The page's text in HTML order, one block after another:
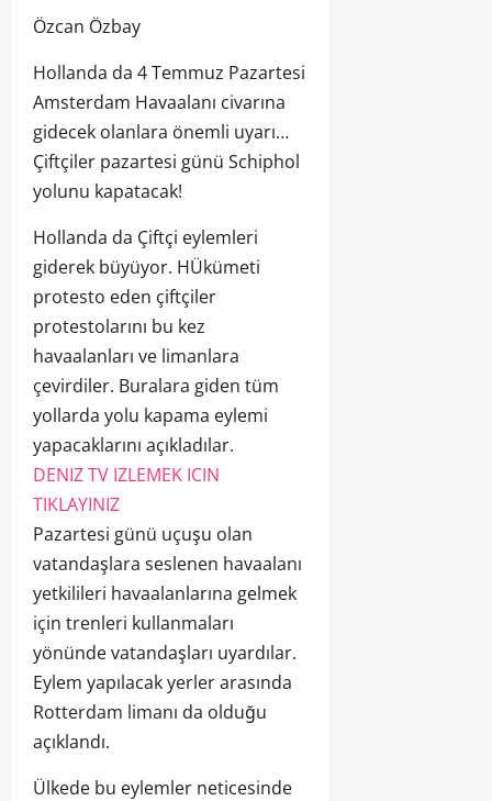
Özcan Özbay
Hollanda da 4 Temmuz Pazartesi
Amsterdam Havaalanı civarına
gidecek olanlara önemli uyarı…
Çiftçiler pazartesi günü Schiphol
yolunu kapatacak!
Hollanda da Çiftçi eylemleri
giderek büyüyor. HÜkümeti
protesto eden çiftçiler
protestolarını bu kez
havaalanları ve limanlara
çevirdiler. Buralara giden tüm
yollarda yolu kapama eylemi
yapacaklarını açıkladılar.
DENIZ TV IZLEMEK ICIN
TIKLAYINIZ
Pazartesi günü uçuşu olan
vatandaşlara seslenen havaalanı
yetkilileri havaalanlarına gelmek
için trenleri kullanmaları
yönünde vatandaşları uyardılar.
Eylem yapılacak yerler arasında
Rotterdam limanı da olduğu
açıklandı.
Ülkede bu eylemler neticesinde